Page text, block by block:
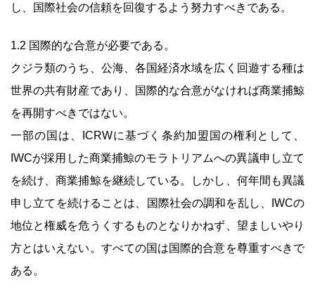
し、国際社会の信頼を回復するよう努力すべきである。
1.2 国際的な合意が必要である。
クジラ類のうち、公海、各国経済水域を広く回遊する種は
世界の共有財産であり、国際的な合意がなければ商業捕鯨
を再開すべきではない。
一部の国は、ICRWに基づく条約加盟国の権利として、
IWCが採用した商業捕鯨のモラトリアムへの異議申し立て
を続け、商業捕鯨を継続している。しかし、何年間も異議
申し立てを続けることは、国際社会の調和を乱し、IWCの
地位と権威を危うくするものとなりかねず、望ましいやり
方とはいえない。すべての国は国際的合意を尊重すべきで
ある。